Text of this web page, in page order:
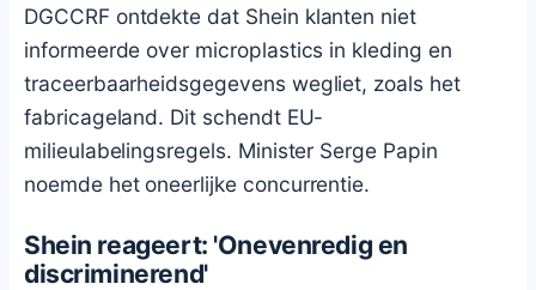
DGCCRF ontdekte dat Shein klanten niet
informeerde over microplastics in kleding en
traceerbaarheidsgegevens wegliet, zoals het
fabricageland. Dit schendt EU-
milieulabelingsregels. Minister Serge Papin
noemde het oneerlijke concurrentie.
Shein reageert: 'Onevenredig en
discriminerend'